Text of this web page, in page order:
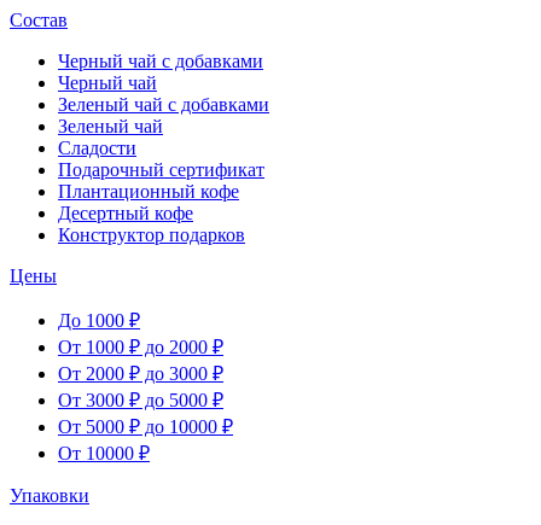
Состав
Черный чай с добавками
Черный чай
Зеленый чай с добавками
Зеленый чай
Сладости
Подарочный сертификат
Плантационный кофе
Десертный кофе
Конструктор подарков
Цены
До 1000 ₽
От 1000 ₽ до 2000 ₽
От 2000 ₽ до 3000 ₽
От 3000 ₽ до 5000 ₽
От 5000 ₽ до 10000 ₽
От 10000 ₽
Упаковки